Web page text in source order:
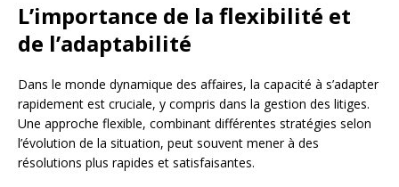
L’importance de la flexibilité et
de l’adaptabilité
Dans le monde dynamique des affaires, la capacité à s’adapter
rapidement est cruciale, y compris dans la gestion des litiges.
Une approche flexible, combinant différentes stratégies selon
l’évolution de la situation, peut souvent mener à des
résolutions plus rapides et satisfaisantes.